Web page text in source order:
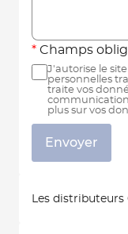
Champs
J'autorise le
personnelles
traite vos
plus sur vos
Envoyer
Les